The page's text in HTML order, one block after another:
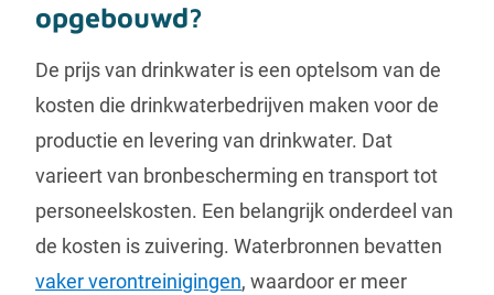
opgebouwd?
De prijs van drinkwater is een optelsom van de
kosten die drinkwaterbedrijven maken voor de
productie en levering van drinkwater. Dat
varieert van bronbescherming en transport tot
personeelskosten. Een belangrijk onderdeel van
de kosten is zuivering. Waterbronnen bevatten
vaker verontreinigingen, waardoor er meer